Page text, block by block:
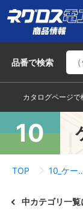
品番で検索
カタログページで
10
TOP 10_ケー
中カテゴリ一覧